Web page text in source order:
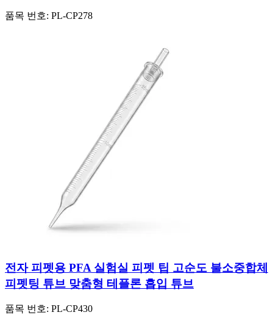
품목 번호: PL-CP278
전자 피펫용 PFA 실험실 피펫 팁 고순도 불소중합체
피펫팅 튜브 맞춤형 테플론 흡입 튜브
품목 번호: PL-CP430